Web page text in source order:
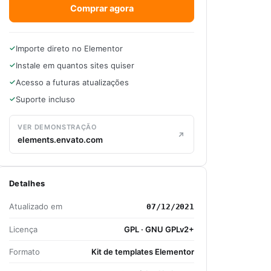
Comprar agora
Importe direto no Elementor
Instale em quantos sites quiser
Acesso a futuras atualizações
Suporte incluso
VER DEMONSTRAÇÃO
elements.envato.com
Detalhes
Atualizado em 07/12/2021
Licença GPL · GNU GPLv2+
Formato Kit de templates Elementor